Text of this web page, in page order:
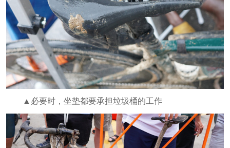
▲必要时，坐垫都要承担垃圾桶的工作